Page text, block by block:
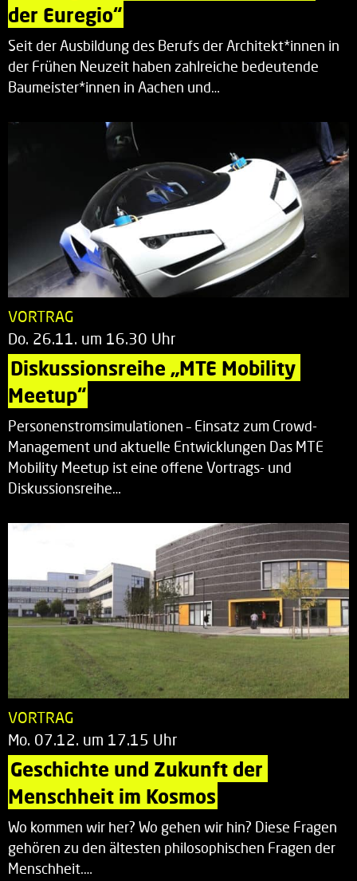
der Euregio“
Seit der Ausbildung des Berufs der Architekt*innen in
der Frühen Neuzeit haben zahlreiche bedeutende
Baumeister*innen in Aachen und…
VORTRAG
Do. 26.11. um 16.30 Uhr
Diskussionsreihe „MTE Mobility
Meetup“
Personenstromsimulationen – Einsatz zum Crowd-
Management und aktuelle Entwicklungen Das MTE
Mobility Meetup ist eine offene Vortrags- und
Diskussionsreihe…
VORTRAG
Mo. 07.12. um 17.15 Uhr
Geschichte und Zukunft der
Menschheit im Kosmos
Wo kommen wir her? Wo gehen wir hin? Diese Fragen
gehören zu den ältesten philosophischen Fragen der
Menschheit.…